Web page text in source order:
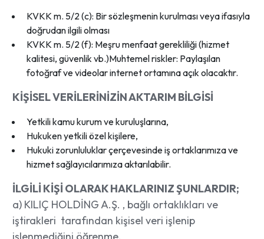
KVKK m. 5/2 (c): Bir sözleşmenin kurulması veya ifasıyla
doğrudan ilgili olması
KVKK m. 5/2 (f): Meşru menfaat gerekliliği (hizmet
kalitesi, güvenlik vb.)Muhtemel riskler: Paylaşılan
fotoğraf ve videolar internet ortamına açık olacaktır.
KİŞİSEL VERİLERİNİZİN AKTARIM BİLGİSİ
Yetkili kamu kurum ve kuruluşlarına,
Hukuken yetkili özel kişilere,
Hukuki zorunluluklar çerçevesinde iş ortaklarımıza ve
hizmet sağlayıcılarımıza aktarılabilir.
İLGİLİ KİŞİ OLARAK HAKLARINIZ ŞUNLARDIR;
a) KILIÇ HOLDİNG A.Ş. , bağlı ortaklıkları ve
iştirakleri tarafından kişisel veri işlenip